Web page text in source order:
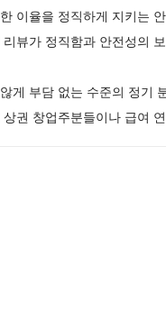
이율을 정직하게 지키는
뷰가 정직함과 안전성의
게 부담 없는 수준의 정기
권 창업주분들이나 급여